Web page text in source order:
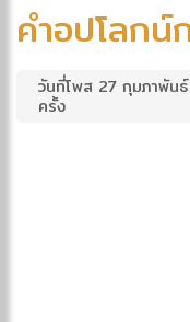
คำอปโลก
วันที่โพส 27 กุมภาพัน
ครั้ง